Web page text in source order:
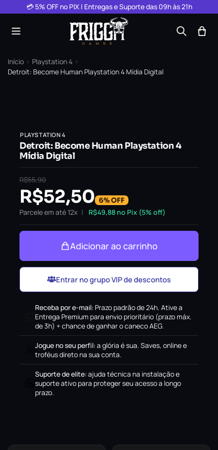
Pular para o conteúdo
💳 5% OFF no PIX | Entregas e Suporte das 09h às 21h
Início › Playstation 4 ›
Detroit: Become Human Playstation 4 Mídia Digital
PLAYSTATION 4
Detroit: Become Human Playstation 4
Mídia Digital
R$55,90
R$52,50 6% OFF
Parcele em até 12x R$49,88 no Pix (5% off)
Adicionar ao carrinho
Entrar no grupo VIP de descontos
Receba por e-mail: Prazo padrão de 24h. Ative a
Entrega Premium para envio prioritário (prazo máx.
de 3h) + chance de ganhar o caneco AEG.
Jogue no seu perfil: a glória é sua. Saves, online e
troféus direto na sua conta.
Suporte de elite: ajuda técnica na instalação e
suporte ativo para proteger seu acesso a longo
prazo.